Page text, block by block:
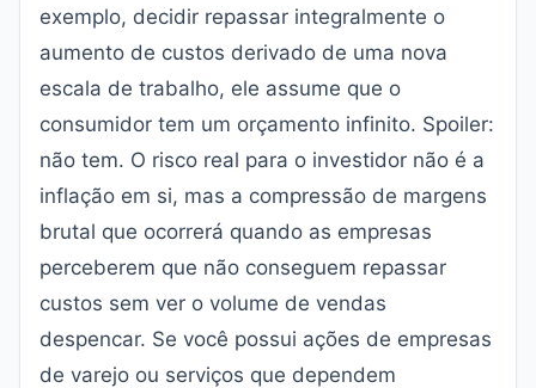
exemplo, decidir repassar integralmente o
aumento de custos derivado de uma nova
escala de trabalho, ele assume que o
consumidor tem um orçamento infinito. Spoiler:
não tem. O risco real para o investidor não é a
inflação em si, mas a compressão de margens
brutal que ocorrerá quando as empresas
perceberem que não conseguem repassar
custos sem ver o volume de vendas
despencar. Se você possui ações de empresas
de varejo ou serviços que dependem